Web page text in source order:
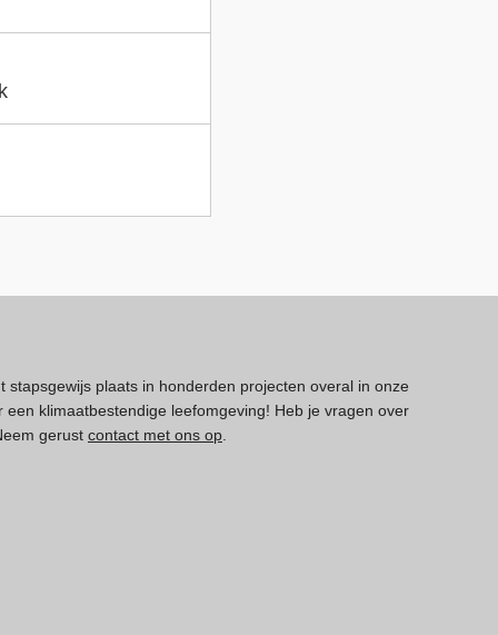
stapsgewijs plaats in honderden projecten overal in onze
klimaatbestendige leefomgeving! Heb je vragen over
gerust contact met ons op